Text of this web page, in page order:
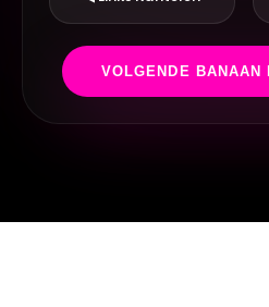
VOLGENDE BANAAN